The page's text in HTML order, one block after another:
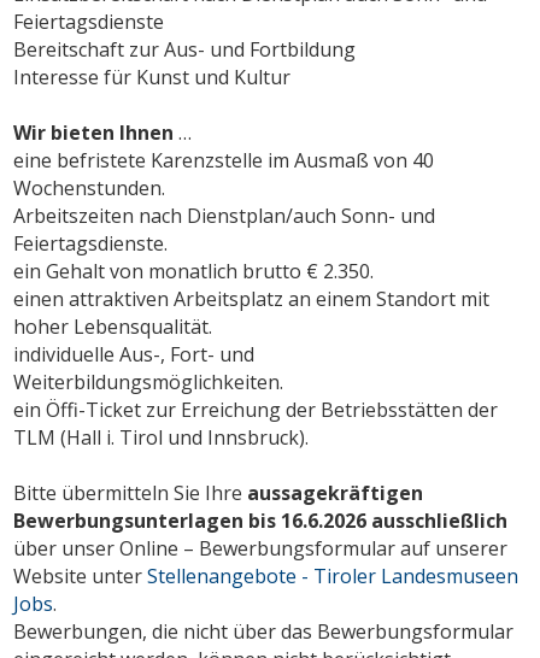
Feiertagsdienste
Bereitschaft zur Aus- und Fortbildung
Interesse für Kunst und Kultur
Wir bieten Ihnen …
eine befristete Karenzstelle im Ausmaß von 40
Wochenstunden.
Arbeitszeiten nach Dienstplan/auch Sonn- und
Feiertagsdienste.
ein Gehalt von monatlich brutto € 2.350.
einen attraktiven Arbeitsplatz an einem Standort mit
hoher Lebensqualität.
individuelle Aus-, Fort- und
Weiterbildungsmöglichkeiten.
ein Öffi-Ticket zur Erreichung der Betriebsstätten der
TLM (Hall i. Tirol und Innsbruck).
Bitte übermitteln Sie Ihre aussagekräftigen
Bewerbungsunterlagen bis 16.6.2026 ausschließlich
über unser Online – Bewerbungsformular auf unserer
Website unterStellenangebote - Tiroler Landesmuseen
Jobs.
Bewerbungen, die nicht über das Bewerbungsformular